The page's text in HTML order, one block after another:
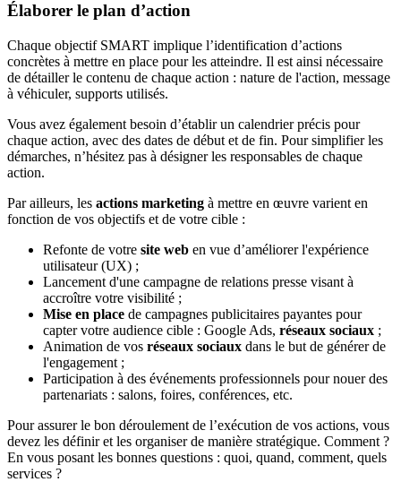
Élaborer le plan d’action
Chaque objectif SMART implique l’identification d’actions
concrètes à mettre en place pour les atteindre. Il est ainsi nécessaire
de détailler le contenu de chaque action : nature de l'action, message
à véhiculer, supports utilisés.
Vous avez également besoin d’établir un calendrier précis pour
chaque action, avec des dates de début et de fin. Pour simplifier les
démarches, n’hésitez pas à désigner les responsables de chaque
action.
Par ailleurs, les actions marketing à mettre en œuvre varient en
fonction de vos objectifs et de votre cible :
Refonte de votre site web en vue d’améliorer l'expérience
utilisateur (UX) ;
Lancement d'une campagne de relations presse visant à
accroître votre visibilité ;
Mise en place de campagnes publicitaires payantes pour
capter votre audience cible : Google Ads, réseaux sociaux ;
Animation de vos réseaux sociaux dans le but de générer de
l'engagement ;
Participation à des événements professionnels pour nouer des
partenariats : salons, foires, conférences, etc.
Pour assurer le bon déroulement de l’exécution de vos actions, vous
devez les définir et les organiser de manière stratégique. Comment ?
En vous posant les bonnes questions : quoi, quand, comment, quels
services ?